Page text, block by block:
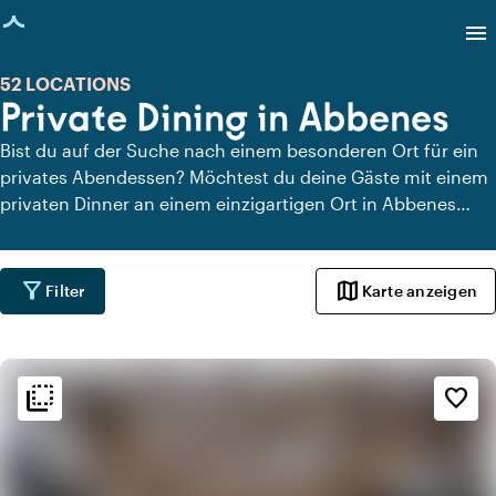
geladen
menu
Private Dining in Abbenes
52 LOCATIONS
Bist du auf der Suche nach einem besonderen Ort für ein
privates Abendessen? Möchtest du deine Gäste mit einem
privaten Dinner an einem einzigartigen Ort in Abbenes
einfach alle Locations in Abbenes, an denen du in aller
Ruhe dinieren kannst. Schau dir alle privaten Dining-
Locations für ein köstliches privates Dinner an.
filter_alt Filter map Karte anzeigen
flip_to_back favorite_border
flip_to_back Ambiente und Ästhetik
spa
Botanisch